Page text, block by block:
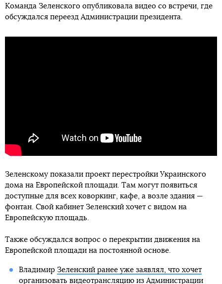
Команда Зеленского опубликовала видео со встречи, где
обсуждался переезд Администрации президента.
Зеленскому показали проект перестройки Украинского
дома на Европейской площади. Там могут появиться
доступные для всех коворкинг, кафе, а возле здания —
фонтан. Свой кабинет Зеленский хочет с видом на
Европейскую площадь.
Также обсуждался вопрос о перекрытии движения на
Европейской площади на постоянной основе.
Владимир Зеленский ранее уже заявлял, что хочет
организовать видеотрансляцию из Администрации